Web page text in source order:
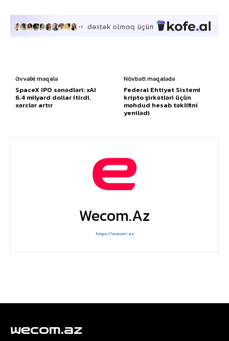
Əvvəlki məqalə
SpaceX IPO sənədləri: xAI
6.4 milyard dollar itirdi,
xərclər artır
Növbəti məqalədə
Federal Ehtiyat Sistemi
kripto şirkətləri üçün
məhdud hesab təklifini
yenilədi
Wecom.az
https://wecom.az
wecom.az